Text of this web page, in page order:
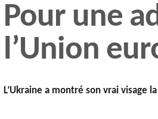
Pour une
l’Union
L’Ukraine a montré son vrai visage